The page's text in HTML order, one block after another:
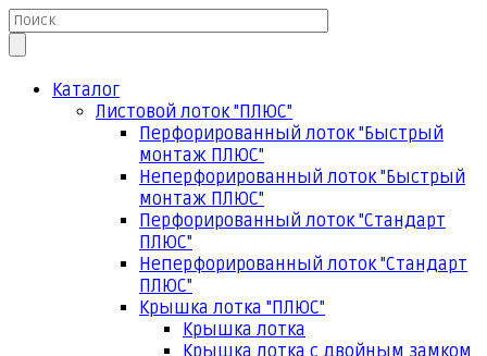
Каталог
Листовой лоток "ПЛЮС"
Перфорированный лоток "Быстрый
монтаж ПЛЮС"
Неперфорированный лоток "Быстрый
монтаж ПЛЮС"
Перфорированный лоток "Стандарт
ПЛЮС"
Неперфорированный лоток "Стандарт
ПЛЮС"
Крышка лотка "ПЛЮС"
Крышка лотка
Крышка лотка с двойным замком